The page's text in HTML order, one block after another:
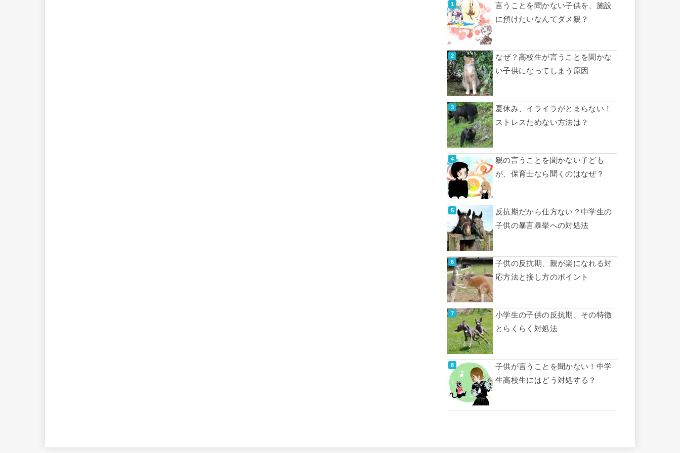
言うことを聞かない子供を、施設
に預けたいなんてダメ親？
なぜ？高校生が言うことを聞かな
い子供になってしまう原因
夏休み、イライラがとまらない！
ストレスためない方法は？
親の言うことを聞かない子ども
が、保育士なら聞くのはなぜ？
反抗期だから仕方ない？中学生の
子供の暴言暴挙への対処法
子供の反抗期、親が楽になれる対
応方法と接し方のポイント
小学生の子供の反抗期、その特徴
とらくらく対処法
子供が言うことを聞かない！中学
生高校生にはどう対処する？